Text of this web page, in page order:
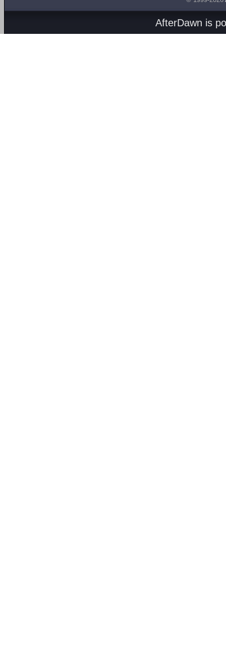
AfterDawn is